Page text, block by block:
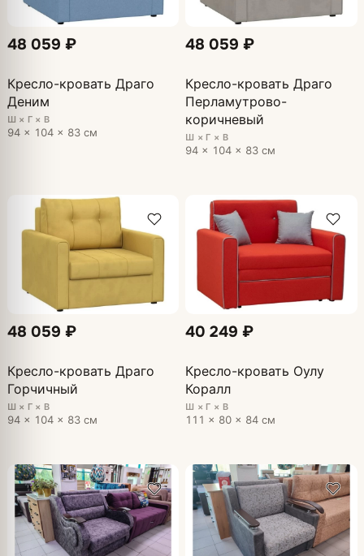
48 059 ₽
Кресло-кровать Драго
Деним
Ш × Г × В
94 × 104 × 83 см
48 059 ₽
Кресло-кровать Драго
Перламутрово-
коричневый
Ш × Г × В
94 × 104 × 83 см
48 059 ₽
Кресло-кровать Драго
Горчичный
Ш × Г × В
94 × 104 × 83 см
40 249 ₽
Кресло-кровать Оулу
Коралл
Ш × Г × В
111 × 80 × 84 см